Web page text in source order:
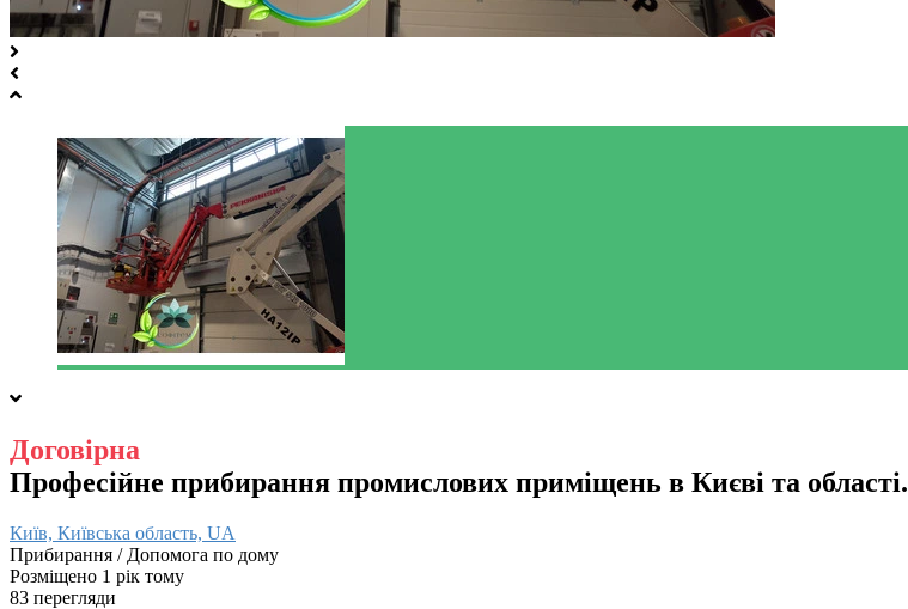
Договірна
Професійне прибирання промислових приміщень в Києві та області.
Київ, Київська область, UA
Прибирання / Допомога по дому
Розміщено 1 рік тому
83 перегляди